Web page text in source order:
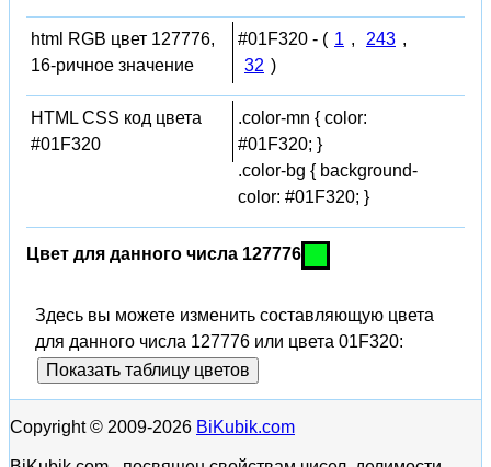
html RGB цвет 127776,
16-ричное значение
#01F320 - ( 1 , 243 ,
32 )
HTML CSS код цвета
#01F320
.color-mn { color:
#01F320; }
.color-bg { background-
color: #01F320; }
Цвет для данного числа 127776
Здесь вы можете изменить составляющую цвета
для данного числа 127776 или цвета 01F320:
Показать таблицу цветов
Copyright © 2009-2026 BiKubik.com